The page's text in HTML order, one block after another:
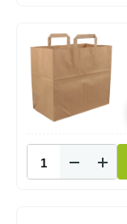
Bruin
Klein
250
Stuks
aantal
Tas
Snacktas